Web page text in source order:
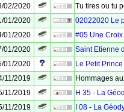
02/2020
Tu tires ou tu
01/2020
02022020 Le
01/2020
#05 Une Croix
01/2020
Saint Etienne
01/2020
Le Petit Prince
11/2019
Hommages
11/2019
H 35 - La
11/2019
I 08 - La